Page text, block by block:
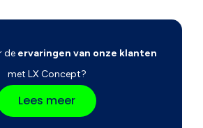
de ervaringen van onze klanten
met LX Concept?
Lees meer